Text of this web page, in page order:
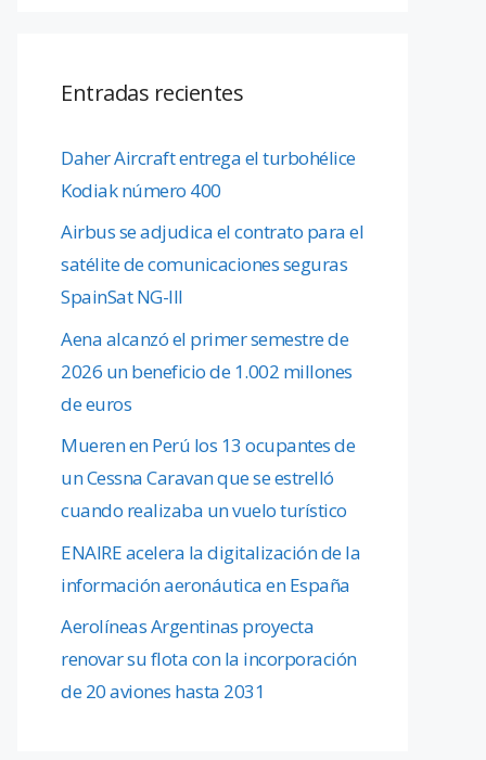
Entradas recientes
Daher Aircraft entrega el turbohélice
Kodiak número 400
Airbus se adjudica el contrato para el
satélite de comunicaciones seguras
SpainSat NG-III
Aena alcanzó el primer semestre de
2026 un beneficio de 1.002 millones
de euros
Mueren en Perú los 13 ocupantes de
un Cessna Caravan que se estrelló
cuando realizaba un vuelo turístico
ENAIRE acelera la digitalización de la
información aeronáutica en España
Aerolíneas Argentinas proyecta
renovar su flota con la incorporación
de 20 aviones hasta 2031